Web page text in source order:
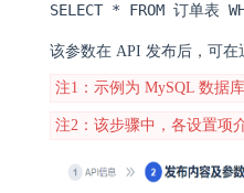
SELECT * FROM 订单表
该参数在 API 发布后，可
注1：示例为 MySQL 数据
注2：该步骤中，各设置项